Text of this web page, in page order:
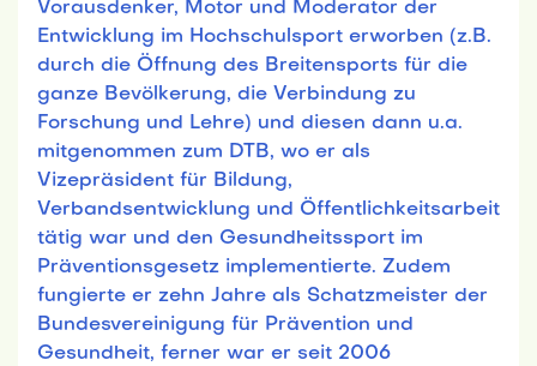
Vorausdenker, Motor und Moderator der
Entwicklung im Hochschulsport erworben (z.B.
durch die Öffnung des Breitensports für die
ganze Bevölkerung, die Verbindung zu
Forschung und Lehre) und diesen dann u.a.
mitgenommen zum DTB, wo er als
Vizepräsident für Bildung,
Verbandsentwicklung und Öffentlichkeitsarbeit
tätig war und den Gesundheitssport im
Präventionsgesetz implementierte. Zudem
fungierte er zehn Jahre als Schatzmeister der
Bundesvereinigung für Prävention und
Gesundheit, ferner war er seit 2006